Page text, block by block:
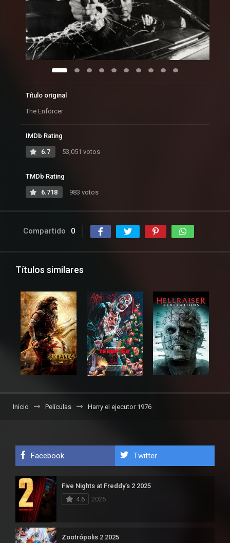
Título original
The Enforcer
IMDb Rating
6.7 53,051 votos
TMDb Rating
6.718 983 votos
Compartido 0
Títulos similares
Inicio Películas Harry el ejecutor 1976
Facebook Twitter
Five Nights at Freddy’s 2 2025
4.6
2025
Zootrópolis 2 2025